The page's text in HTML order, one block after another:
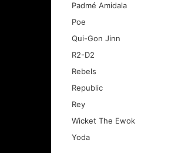
Padmé Amidala
Poe
Qui-Gon Jinn
R2-D2
Rebels
Republic
Rey
Wicket The Ewok
Yoda